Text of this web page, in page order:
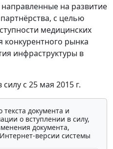
на развитие
с целью
медицинских
конкурентного рынка
инфраструктуры в
с 25 мая 2015 г.
текста документа и
о вступлении в силу,
документа,
версии системы